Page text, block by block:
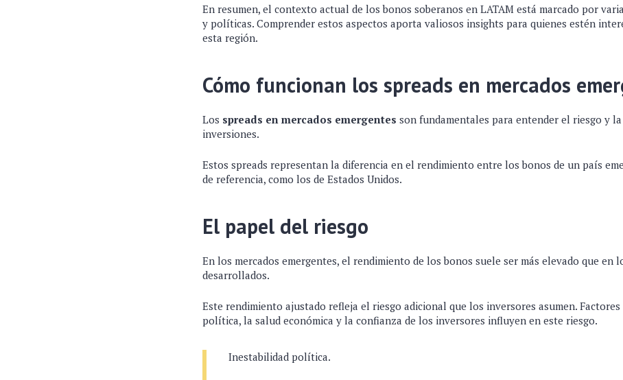
En resumen, el contexto actual de los bonos soberanos en LATAM está marcado por
y políticas. Comprender estos aspectos aporta valiosos insights para quienes estén
esta región.
Cómo funcionan los spreads en mercados
Los spreads en mercados emergentes son fundamentales para entender el riesgo y
inversiones.
Estos spreads representan la diferencia en el rendimiento entre los bonos de un país
de referencia, como los de Estados Unidos.
El papel del riesgo
En los mercados emergentes, el rendimiento de los bonos suele ser más elevado que en
desarrollados.
Este rendimiento ajustado refleja el riesgo adicional que los inversores asumen.
política, la salud económica y la confianza de los inversores influyen en este riesgo.
Inestabilidad política.